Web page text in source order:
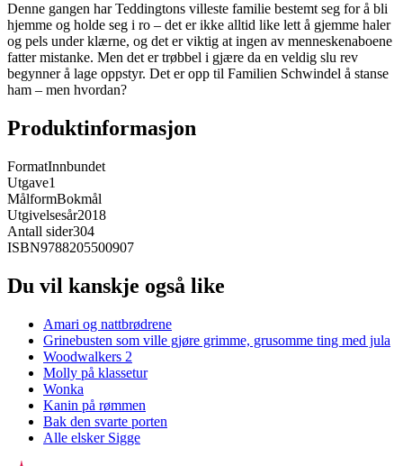
Denne gangen har Teddingtons villeste familie bestemt seg for å bli
hjemme og holde seg i ro – det er ikke alltid like lett å gjemme haler
og pels under klærne, og det er viktig at ingen av menneskenaboene
fatter mistanke. Men det er trøbbel i gjære da en veldig slu rev
begynner å lage oppstyr. Det er opp til Familien Schwindel å stanse
ham – men hvordan?
Produktinformasjon
FormatInnbundet
Utgave1
MålformBokmål
Utgivelsesår2018
Antall sider304
ISBN9788205500907
Du vil kanskje også like
Amari og nattbrødrene
Grinebusten som ville gjøre grimme, grusomme ting med jula
Woodwalkers 2
Molly på klassetur
Wonka
Kanin på rømmen
Bak den svarte porten
Alle elsker Sigge